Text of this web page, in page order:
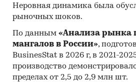
Неровная динамика была
рыночных шоков.
По данным «Анализа рынка
мангалов в России»,
BusinesStat в 2026 г, в 2021-
производство
пределах от 2,5 до 2,9 млн шт.